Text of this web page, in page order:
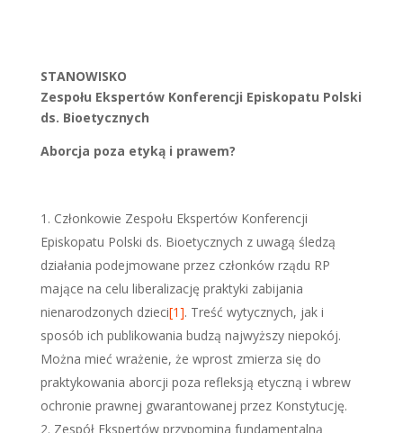
STANOWISKO
Zespołu Ekspertów Konferencji Episkopatu Polski
ds. Bioetycznych
Aborcja poza etyką i prawem?
Członkowie Zespołu Ekspertów Konferencji
Episkopatu Polski ds. Bioetycznych z uwagą śledzą
działania podejmowane przez członków rządu RP
mające na celu liberalizację praktyki zabijania
nienarodzonych dzieci[1]. Treść wytycznych, jak i
sposób ich publikowania budzą najwyższy niepokój.
Można mieć wrażenie, że wprost zmierza się do
praktykowania aborcji poza refleksją etyczną i wbrew
ochronie prawnej gwarantowanej przez Konstytucję.
Zespół Ekspertów przypomina fundamentalną